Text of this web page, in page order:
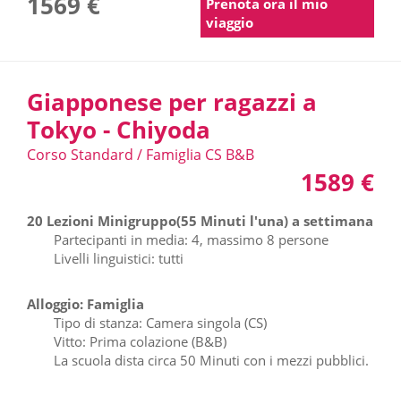
viaggio
Giapponese per ragazzi a
Tokyo - Chiyoda
Corso Standard / Famiglia CS B&B
1589 €
20 Lezioni Minigruppo(55 Minuti l'una) a settimana
Partecipanti in media: 4, massimo 8 persone
Livelli linguistici: tutti
Alloggio: Famiglia
Tipo di stanza: Camera singola (CS)
Vitto: Prima colazione (B&B)
La scuola dista circa 50 Minuti con i mezzi pubblici.